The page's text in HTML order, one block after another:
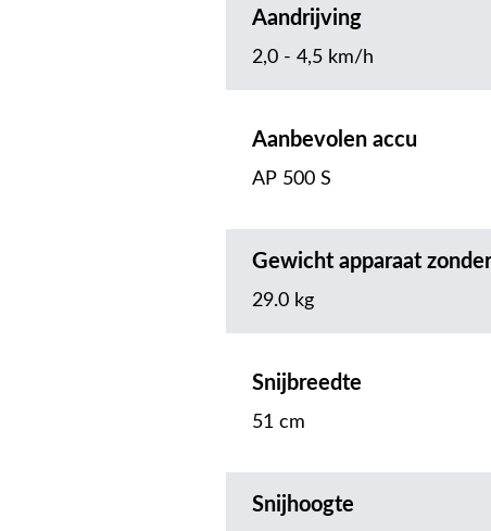
Aandrijving
2,0 - 4,5 km/h
Aanbevolen accu
AP 500 S
Gewicht apparaat
29.0 kg
Snijbreedte
51 cm
Snijhoogte